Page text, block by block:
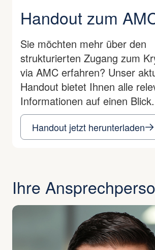
Handout zum
Sie möchten mehr über den
strukturierten Zugang zum
via AMC erfahren? Unser
Handout bietet Ihnen alle
Informationen auf einen Blick.
Handout jetzt herunterladen
Ihre